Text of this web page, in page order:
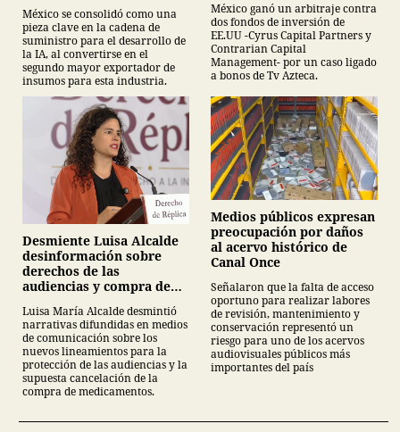
México se consolidó como una
pieza clave en la cadena de
suministro para el desarrollo de
la IA, al convertirse en el
segundo mayor exportador de
insumos para esta industria.
México ganó un arbitraje contra
dos fondos de inversión de
EE.UU -Cyrus Capital Partners y
Contrarian Capital
Management- por un caso ligado
a bonos de Tv Azteca.
Desmiente Luisa Alcalde
desinformación sobre
derechos de las
audiencias y compra de
Luisa María Alcalde desmintió
narrativas difundidas en medios
de comunicación sobre los
nuevos lineamientos para la
protección de las audiencias y la
supuesta cancelación de la
compra de medicamentos.
Medios públicos expresan
preocupación por daños
al acervo histórico de
Canal Once
Señalaron que la falta de acceso
oportuno para realizar labores
de revisión, mantenimiento y
conservación representó un
riesgo para uno de los acervos
audiovisuales públicos más
importantes del país